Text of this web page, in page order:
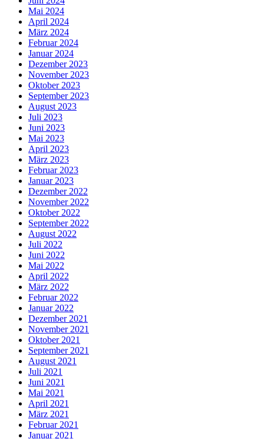
Mai 2024
April 2024
März 2024
Februar 2024
Januar 2024
Dezember 2023
November 2023
Oktober 2023
September 2023
August 2023
Juli 2023
Juni 2023
Mai 2023
April 2023
März 2023
Februar 2023
Januar 2023
Dezember 2022
November 2022
Oktober 2022
September 2022
August 2022
Juli 2022
Juni 2022
Mai 2022
April 2022
März 2022
Februar 2022
Januar 2022
Dezember 2021
November 2021
Oktober 2021
September 2021
August 2021
Juli 2021
Juni 2021
Mai 2021
April 2021
März 2021
Februar 2021
Januar 2021